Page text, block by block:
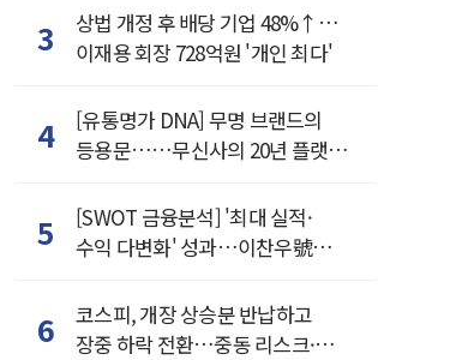
3
상법 개정 후 배당 기업 48%↑…
이재용 회장 728억원 '개인 최다'
4
[유통명가 DNA] 무명 브랜드의
등용문……무신사의 20년 플랫폼
5
[SWOT 금융분석] '최대 실적·
수익 다변화' 성과…이찬우號
6
코스피, 개장 상승분 반납하고
장중 하락 전환…중동 리스크·美